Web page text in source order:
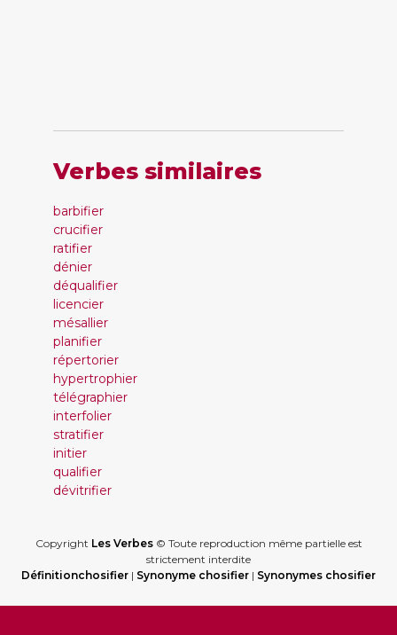
Verbes similaires
barbifier
crucifier
ratifier
dénier
déqualifier
licencier
mésallier
planifier
répertorier
hypertrophier
télégraphier
interfolier
stratifier
initier
qualifier
dévitrifier
Copyright Les Verbes© Toute reproduction même partielle est
strictement interdite
Définitionchosifier | Synonyme chosifier | Synonymes chosifier